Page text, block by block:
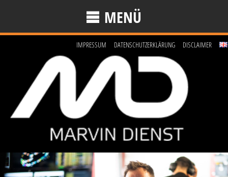
MENÜ
IMPRESSUM DATENSCHUTZERKLÄRUNG DISCLAIMER